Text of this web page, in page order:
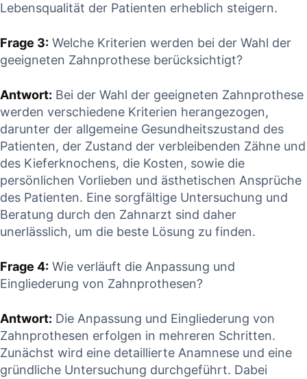
Lebensqualität der⁣ Patienten erheblich steigern.
Frage‍ 3: Welche‌ Kriterien werden ⁣bei der Wahl ​der
geeigneten‌ Zahnprothese berücksichtigt?
Antwort: Bei der Wahl der geeigneten Zahnprothese
werden verschiedene Kriterien herangezogen,
darunter der allgemeine Gesundheitszustand des
‌Patienten, der ⁤Zustand⁢ der verbleibenden Zähne und
des Kieferknochens, die Kosten, sowie die
persönlichen⁣ Vorlieben ⁣und ästhetischen⁤ Ansprüche⁢
des Patienten.⁤ Eine​ sorgfältige Untersuchung​ und⁣
Beratung durch den Zahnarzt sind daher
unerlässlich, ⁤um die beste Lösung zu finden.
Frage 4: Wie ⁢verläuft die​ Anpassung und‍
Eingliederung ⁤von Zahnprothesen?
Antwort: Die ⁤Anpassung und⁢ Eingliederung von
Zahnprothesen erfolgen ‍in mehreren Schritten.
Zunächst wird eine⁢ detaillierte Anamnese und eine
gründliche ⁣Untersuchung durchgeführt. Dabei